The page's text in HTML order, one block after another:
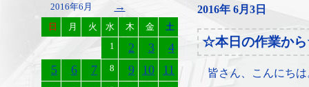
2016年6月 →
日 月 火 水 木 金
土
1
2 3
4
5
6 7 8 9 10
11
2016年 6月3日
☆本日の作業か
皆さん、こんにちは